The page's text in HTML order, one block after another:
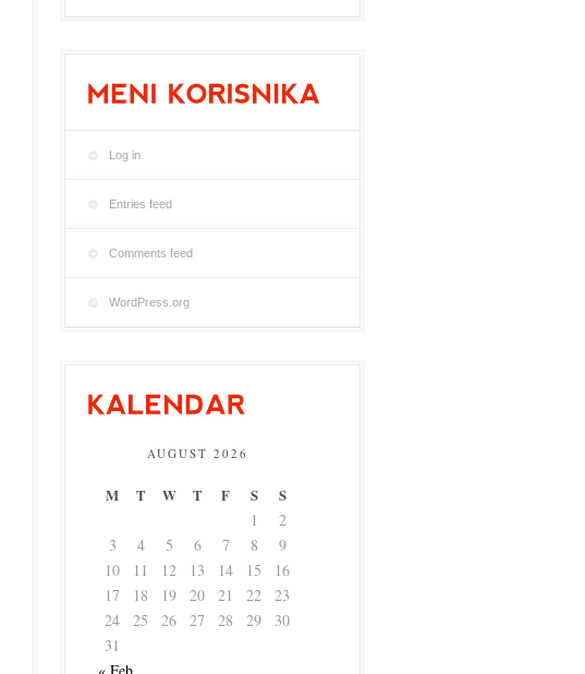
Log in
Entries feed
Comments feed
WordPress.org
AUGUST 2026
M T W T F S S
1
2
3
4 5 6 7 8
9
10
11 12 13 14 15
16
17
18 19 20 21 22
23
24
25 26 27 28 29
30
31